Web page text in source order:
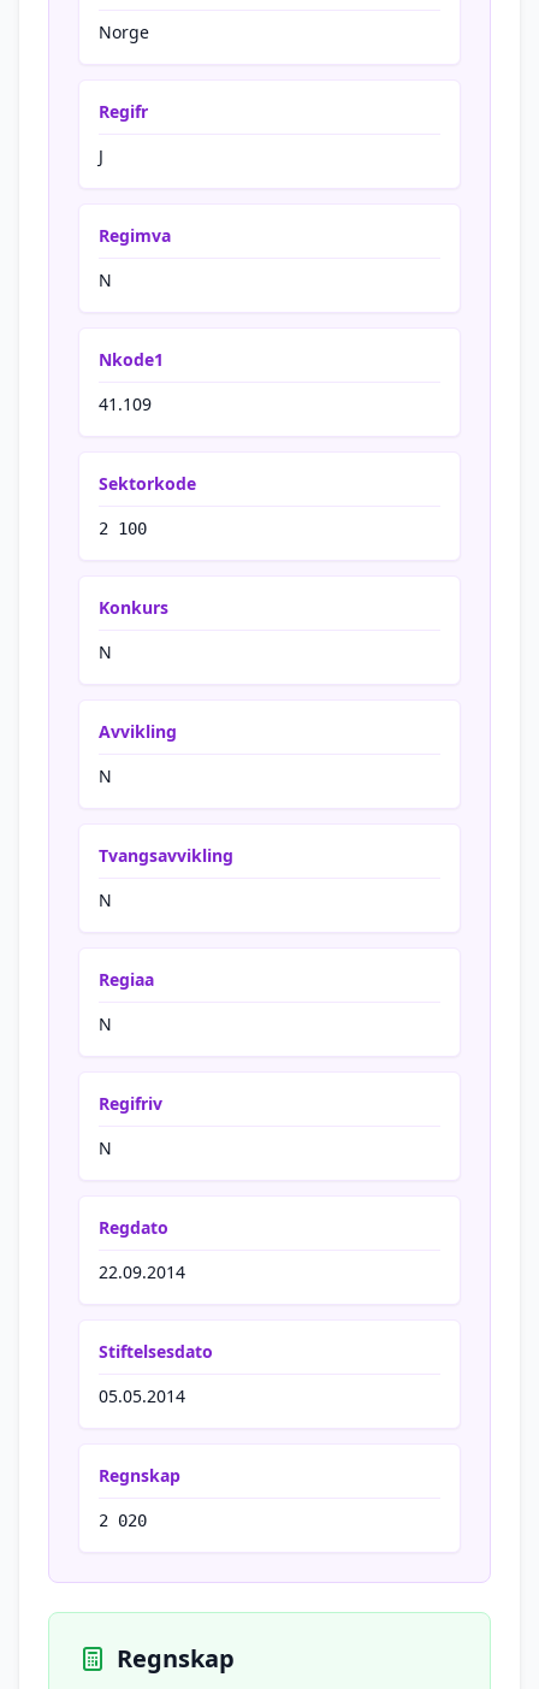
Norge
Regifr
J
Regimva
N
Nkode1
41.109
Sektorkode
2 100
Konkurs
N
Avvikling
N
Tvangsavvikling
N
Regiaa
N
Regifriv
N
Regdato
22.09.2014
Stiftelsesdato
05.05.2014
Regnskap
2 020
Regnskap